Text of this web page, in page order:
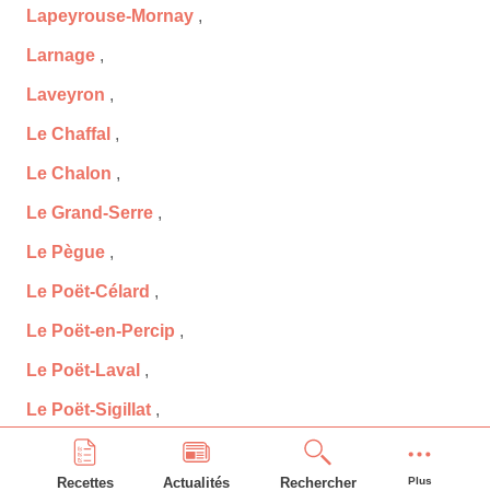
Recettes Actualités Rechercher Plus
Lapeyrouse-Mornay ,
Larnage ,
Laveyron ,
Le Chaffal ,
Le Chalon ,
Le Grand-Serre ,
Le Pègue ,
Le Poët-Célard ,
Le Poët-en-Percip ,
Le Poët-Laval ,
Le Poët-Sigillat ,
Lens-Lestang
Léoncel,